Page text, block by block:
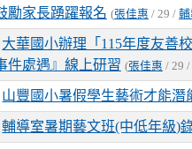
勵家長踴躍報名 (張佳惠 / 29 / 輔
大華國小辦理「115年度友善
件處遇』線上研習 (張佳惠 / 29 /
山豐國小暑假學生藝術才能潛
輔導室暑期藝文班(中低年級)